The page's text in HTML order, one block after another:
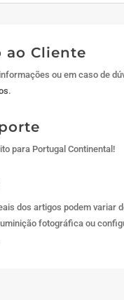
ao Cliente
ou em caso de
.
para Portugal Continental!
dos artigos podem variar
fotográfica ou